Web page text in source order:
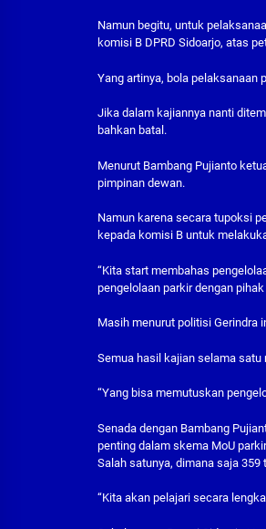
Namun begitu, untuk
komisi B DPRD Sidoarjo, atas
Yang artinya, bola pelaksanaan
Jika dalam kajiannya nanti
bahkan batal.
Menurut Bambang Pujianto
pimpinan dewan.
Namun karena secara tupoksi
kepada komisi B untuk
“Kita start membahas
pengelolaan parkir dengan
Masih menurut politisi Gerindra
Semua hasil kajian selama satu
“Yang bisa memutuskan
Senada dengan Bambang
penting dalam skema MoU
Salah satunya, dimana saja
“Kita akan pelajari secara